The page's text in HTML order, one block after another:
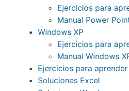
Ejercicios para
Manual Power
Windows XP
Ejercicios para
Manual Windows
Ejercicios para
Soluciones Excel